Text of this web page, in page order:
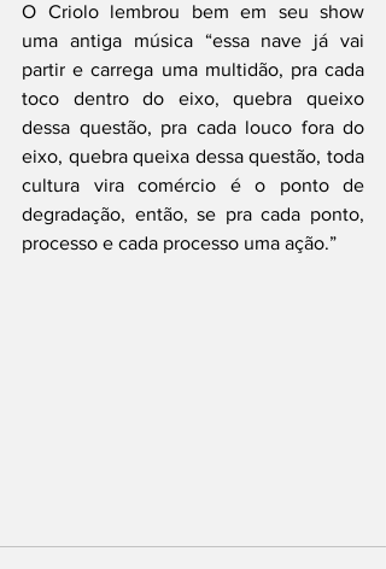
O Criolo lembrou bem em seu show
uma antiga música “essa nave já vai
partir e carrega uma multidão, pra cada
toco dentro do eixo, quebra queixo
dessa questão, pra cada louco fora do
eixo, quebra queixa dessa questão, toda
cultura vira comércio é o ponto de
degradação, então, se pra cada ponto,
processo e cada processo uma ação.”